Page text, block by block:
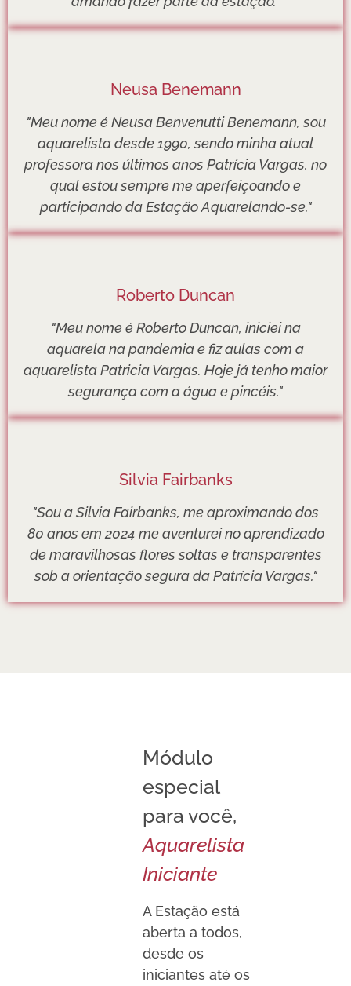
Neusa Benemann
"Meu nome é Neusa Benvenutti Benemann, sou
aquarelista desde 1990, sendo minha atual
professora nos últimos anos Patrícia Vargas, no
qual estou sempre me aperfeiçoando e
participando da Estação Aquarelando-se."
Roberto Duncan
"Meu nome é Roberto Duncan, iniciei na
aquarela na pandemia e fiz aulas com a
aquarelista Patricia Vargas. Hoje já tenho maior
segurança com a água e pincéis."
Silvia Fairbanks
"Sou a Silvia Fairbanks, me aproximando dos
80 anos em 2024 me aventurei no aprendizado
de maravilhosas flores soltas e transparentes
sob a orientação segura da Patrícia Vargas."
Módulo
especial
para você,
Aquarelista
Iniciante
A Estação está
aberta a todos,
desde os
iniciantes até os